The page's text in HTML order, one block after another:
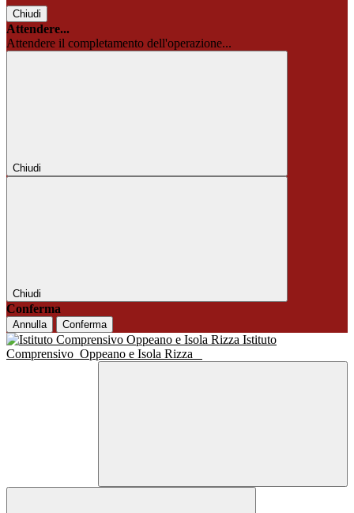
Chiudi
Attendere...
Attendere il completamento dell'operazione...
Chiudi
Chiudi
Conferma
Annulla Conferma
Istituto
Comprensivo Oppeano e Isola Rizza